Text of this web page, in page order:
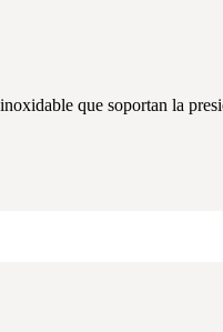
que soportan la